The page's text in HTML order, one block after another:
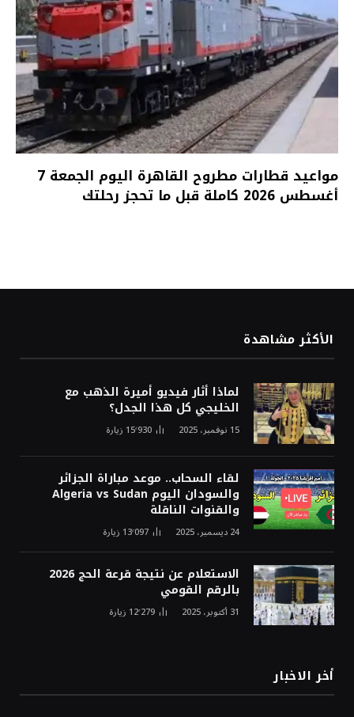
مواعيد قطارات مطروح القاهرة اليوم الجمعة 7
أغسطس 2026 كاملة قبل ما تحجز رحلتك
الأكثر مشاهدة
لماذا أثار فيديو أميرة الذهب مع
الخليجي كل هذا الجدل؟
15 نوفمبر، 2025 15٬930 زيارة
لقاء السحاب.. موعد مباراة الجزائر
والسودان اليوم Algeria vs Sudan
والقنوات الناقلة
24 ديسمبر، 2025 13٬097 زيارة
الاستعلام عن نتيجة قرعة الحج 2026
بالرقم القومي
31 أكتوبر، 2025 12٬279 زيارة
أخر الاخبار